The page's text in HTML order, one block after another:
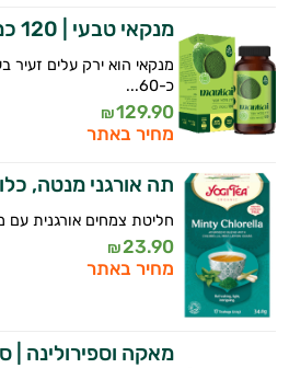
פטריות מרפא
פרופוליס
רודיולה
רימונים
שום
שום שחור
שן הארי
שיח אברהם
מנקאי טבעי | 120 כמוסות | ברא צמחים
מנקאי הוא ירק עלים זעיר
כ-60...
129.90
₪
מחיר באתר
תה אורגני מנטה,
חליטת צמחים אורגנית עם
23.90
₪
מחיר באתר
מאקה וספירולינה |
יום וגם בתחום הכושר
המטרה שלי היא להתאים
אישיות מבוססות מדעית.